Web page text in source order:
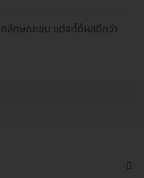
ลักษณะขน แต่จะได้ผลดีกว่า